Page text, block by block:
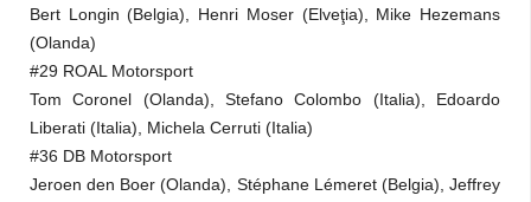
Bert Longin (Belgia), Henri Moser (Elveţia), Mike Hezemans
(Olanda)
#29 ROAL Motorsport
Tom Coronel (Olanda), Stefano Colombo (Italia), Edoardo
Liberati (Italia), Michela Cerruti (Italia)
#36 DB Motorsport
Jeroen den Boer (Olanda), Stéphane Lémeret (Belgia), Jeffrey